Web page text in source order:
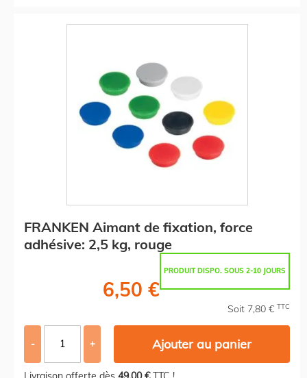
FRANKEN Aimant de fixation, force
adhésive: 2,5 kg, rouge
PRODUIT DISPO. SOUS 2-10 JOURS
6,50 €
Soit 7,80 € TTC
- + Ajouter au panier